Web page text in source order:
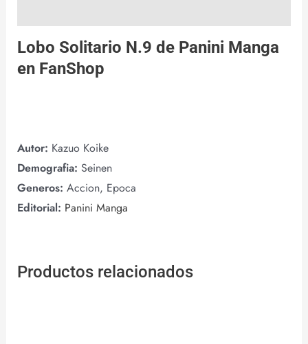
Lobo Solitario N.9 de Panini Manga
en FanShop
Autor: Kazuo Koike
Demografia: Seinen
Generos: Accion, Epoca
Editorial: Panini Manga
Productos relacionados